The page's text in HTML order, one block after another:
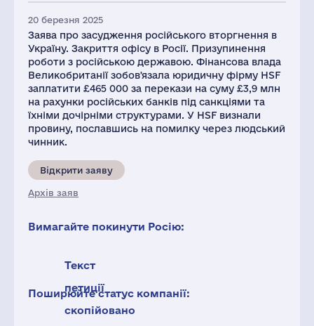
20 березня 2025
Заява про засудження російського вторгнення в
Україну. Закриття офісу в Росії. Призупинення
роботи з російською державою. Фінансова влада
Великобританії зобов'язала юридичну фірму HSF
заплатити £465 000 за перекази на суму £3,9 млн
на рахунки російських банків під санкціями та
їхніми дочірніми структурами. У HSF визнали
провину, пославшись на помилку через людський
чинник.
Відкрити заяву
Архів заяв
Вимагайте покинути Росію:
Текст
петиції
скопійовано
Поширюйте статус компанії: